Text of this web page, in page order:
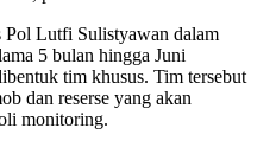
Pol Lutfi Sulistyawan dalam
5 bulan hingga Juni
tim khusus. Tim tersebut
dan reserse yang akan
monitoring.